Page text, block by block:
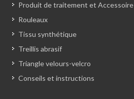
Produit de traitement et Accessoire
Rouleaux
Tissu synthétique
Treillis abrasif
Triangle velours-velcro
Conseils et instructions